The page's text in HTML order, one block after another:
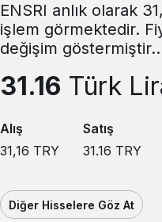
ENSRI anlık olarak
işlem görmektedir.
değişim göstermiştir..
31.16 Türk
Alış
31,16 TRY
Satış
31.16 TRY
Diğer Hisselere Göz At